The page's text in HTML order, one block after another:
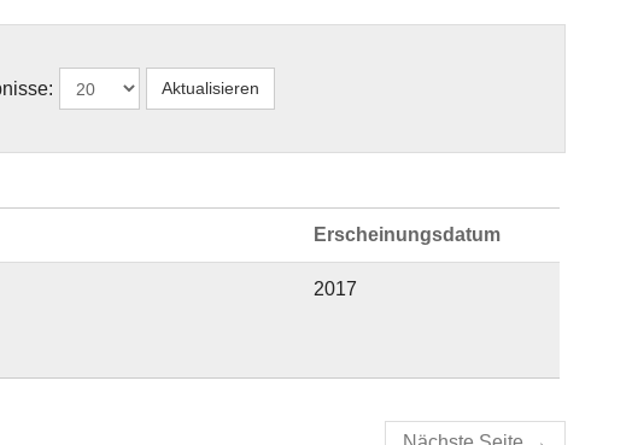
Erscheinungsdatum
2017